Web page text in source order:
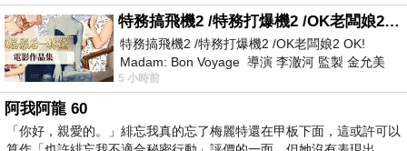
特務搞飛機2 /特務打爆機2 /OK老闆娘2 OK! Madam: Bon Voyage
特務搞飛機2 /特務打爆機2 /OK老闆娘2 OK!
Madam: Bon Voyage 導演 李澈河 監製 金允美
劇本 申鉉成 主演 嚴正化 朴誠雄
5 小時前
阿我阿龍 60
「你好，親愛的。」緋忘我真的忘了梅麗特還在甲板下面，這或許可以